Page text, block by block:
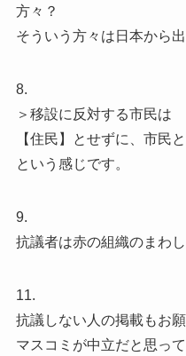
方々？
そういう方々は日本から
8.
＞移設に反対する市民は
【住民】とせずに、市民
という感じです。
9.
抗議者は赤の組織のまわ
11.
抗議しない人の掲載もお
マスコミが中立だと思っ